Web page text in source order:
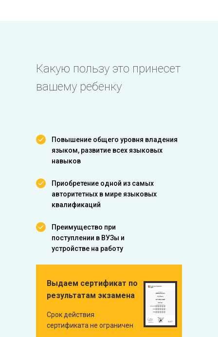
Какую пользу это принесет
вашему ребенку
Повышение общего уровня владения
языком, развитие всех языковых
навыков
Приобретение одной из самых
авторитетных в мире языковых
квалификаций
Преимущество при
поступлении в ВУЗы и
устройстве на работу
Выдаем сертификат по
результатам экзамена
Срок действия
сертификата не ограничен